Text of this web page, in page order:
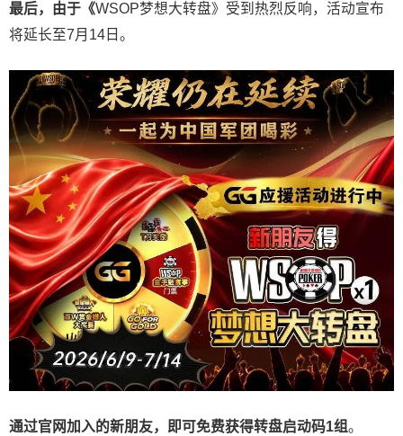
最后，由于《WSOP梦想大转盘》受到热烈反响，活动宣布
将延长至7月14日。
通过官网加入的新朋友，即可免费获得转盘启动码1组。